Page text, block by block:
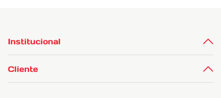
Institucional
Cliente